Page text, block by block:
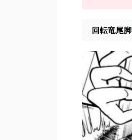
回転竜尾脚